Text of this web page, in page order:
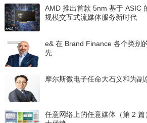
AMD 推出首款 5nm 基于 ASIC
规模交互式流媒体服务新时代
e& 在 Brand Finance 各个类别
先
摩尔斯微电子任命大石义和为副
任意网络上的任意媒体（第 2